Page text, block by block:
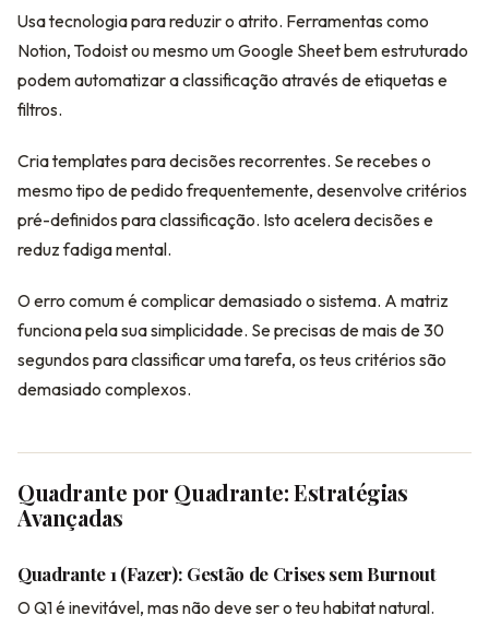
Usa tecnologia para reduzir o atrito. Ferramentas como
Notion, Todoist ou mesmo um Google Sheet bem estruturado
podem automatizar a classificação através de etiquetas e
filtros.
Cria templates para decisões recorrentes. Se recebes o
mesmo tipo de pedido frequentemente, desenvolve critérios
pré-definidos para classificação. Isto acelera decisões e
reduz fadiga mental.
O erro comum é complicar demasiado o sistema. A matriz
funciona pela sua simplicidade. Se precisas de mais de 30
segundos para classificar uma tarefa, os teus critérios são
demasiado complexos.
Quadrante por Quadrante: Estratégias
Avançadas
Quadrante 1 (Fazer): Gestão de Crises sem Burnout
O Q1 é inevitável, mas não deve ser o teu habitat natural.